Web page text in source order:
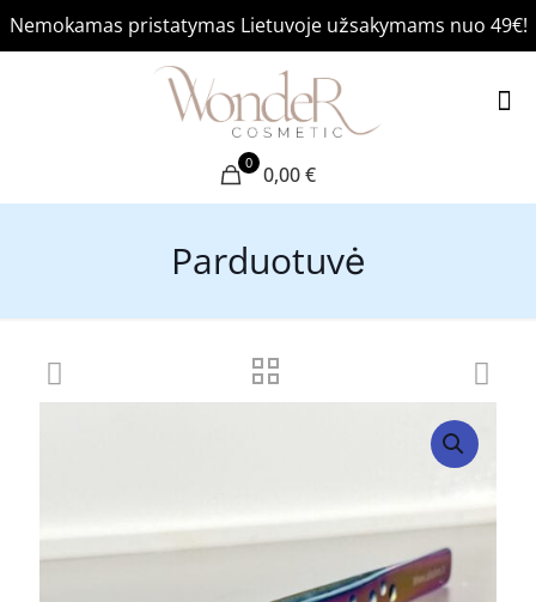
Nemokamas pristatymas Lietuvoje užsakymams nuo 49€!
0 0,00 €
Parduotuvė